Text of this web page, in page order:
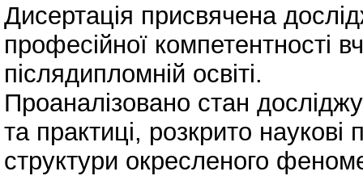
Дисертація присвячена
професійної компетентності
післядипломній освіті.
Проаналізовано стан
та практиці, розкрито наукові
структури окресленого